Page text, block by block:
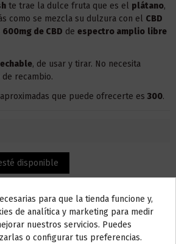
te trae la dulce fruta que es el plátano,
como se mezcla su dulzura con el CBD
600mg de CBD de espectro amplio libre
, de usar y tirar. No necesita
recambio.
aproximadas que puede ofrecerte es 300.
Do not show again.
AVISO IMPORTANTE
para que la tienda funcione y,
de analítica y marketing para medir
nuestros servicios. Puedes
o configurar tus preferencias.